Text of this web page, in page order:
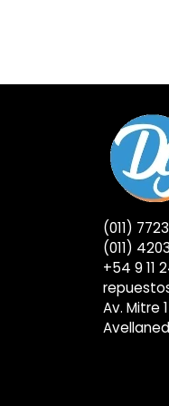
(011)
(011)
+54 9 11
Av. Mitre